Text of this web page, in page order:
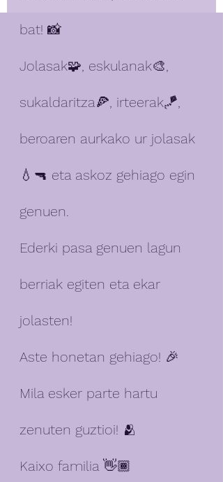
bat! 📸
Jolasak🧩, eskulanak🎨,
sukaldaritza🍕, irteerak🪁,
beroaren aurkako ur jolasak
💧🔫 eta askoz gehiago egin
genuen.
Ederki pasa genuen lagun
berriak egiten eta ekar
jolasten!
Aste honetan gehiago! 🎉
Mila esker parte hartu
zenuten guztioi! 🫂
Kaixo familia 👋🏾